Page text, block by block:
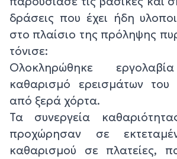
δράσεις που έχει ήδη
στο πλαίσιο της πρόληψης
τόνισε:
Ολοκληρώθηκε
καθαρισμό ερεισμάτων του
από ξερά χόρτα.
Τα συνεργεία
προχώρησαν σε
καθαρισμού σε πλατείες,